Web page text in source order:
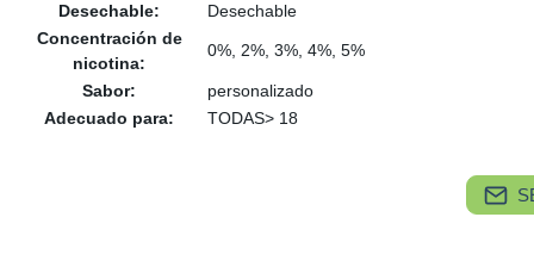
Desechable:
Desechable
Concentración de
nicotina:
0%, 2%, 3%, 4%, 5%
Sabor:
personalizado
Adecuado para:
TODAS> 18